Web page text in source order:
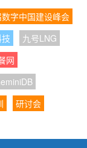
字中国建设峰会
九号LNG
网
研讨会